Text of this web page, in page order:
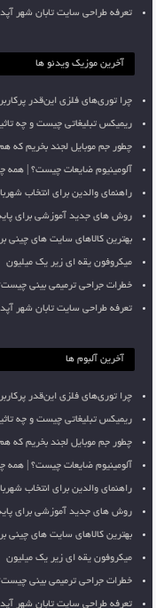
تعرفه طراحی سایت تابان شهر
آخرین موزیک ویدئو ها
چرا توری‌های فلزی این‌قدر
ریمیکس تبلیغاتی چیست و چه
چطور جم موبایل لجند بخریم که
آلومینیوم ضایعات چیست؟ | همه
راهنمای والدین برای انتخاب
روش های جدید آموزشی برای
بهترین کالاهای سایت های چینی
میکروفون یقه ای زیر یک میلیون
خطرات جراحی ترمیمی بینی
تعرفه طراحی سایت تابان شهر
آخرین آلبوم ها
چرا توری‌های فلزی این‌قدر
ریمیکس تبلیغاتی چیست و چه
چطور جم موبایل لجند بخریم که
آلومینیوم ضایعات چیست؟ | همه
راهنمای والدین برای انتخاب
روش های جدید آموزشی برای
بهترین کالاهای سایت های چینی
میکروفون یقه ای زیر یک میلیون
خطرات جراحی ترمیمی بینی
تعرفه طراحی سایت تابان شهر